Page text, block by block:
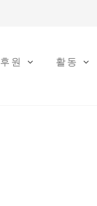
후원 활동